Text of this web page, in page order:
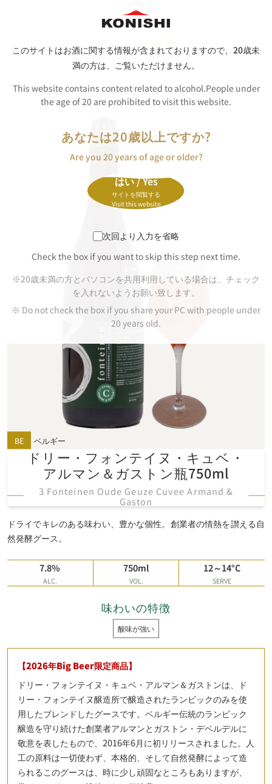
このサイトはお酒に関する情報が含まれておりますので、 20歳未
満の方は、ご覧いただけません。
This website contains content related to alcohol.People under
the age of 20 are prohibited to visit this website.
あなたは20歳以上ですか?
Are you 20 years of age or older?
はい / Yes
サイトを閲覧する
Visit this website
次回より入力を省略
Check the box if you want to skip this step next time.
※20歳未満の方とパソコンを共用利用している場合は、チェック
を入れないようお願い致します。
※ Do not check the box if you share your PC with people under
20 years old.
ビールを探す
商品詳細
BE ベルギー
ドリー・ フォンテイヌ・ キュベ・
アルマン＆ガストン瓶750ml
3 Fonteinen Oude Geuze Cuvee Armand &
Gaston
ドライでキレのある味わい、豊かな個性。創業者の情熱を讃える自
然発酵グース。
7.8%
ALC.
750ml
VOL.
12～14°C
SERVE
味わいの特徴
酸味が強い
【2026年Big Beer限定商品】
ドリー・フォンテイヌ・キュベ・アルマン＆ガストンは、ド
リー・フォンテイヌ醸造所で醸造されたランビックのみを使
用したブレンドしたグースです。ベルギー伝統のランビック
醸造を守り続けた創業者アルマンとガストン・デベルデルに
敬意を表したもので、2016年6月に初リリースされました。人
工の原料は一切使わず、本格的、そして自然発酵によって造
られるこのグースは、時に少し頑固なところもありますが、